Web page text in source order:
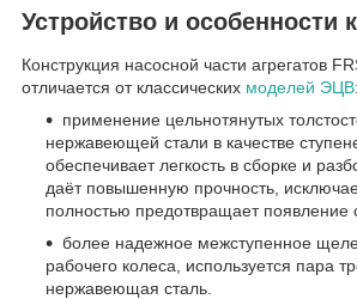
Устройство и особенности
Конструкция насосной части агрегатов
отличается от классических моделей ЭЦВ:
применение цельнотянутых
нержавеющей стали в качестве
обеспечивает легкость в сборке и
даёт повышенную прочность,
полностью предотвращает появление
более надежное межступенное
рабочего колеса, используется пара
нержавеющая сталь.